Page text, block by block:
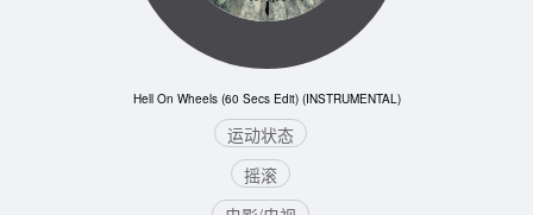
Hell On Wheels (60 Secs Edit) (INSTRUMENTAL)
运动状态
摇滚